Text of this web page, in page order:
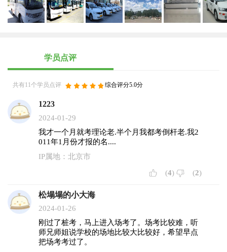
学员点评
共有11个学员点评 综合评分5.0分
1223
2024-01-29
我才一个月就考理论老.半个月我都考倒杆老.我2
011年1月份才报的名....
IP属地：北京市
(4) (2)
松塌塌的小大海
2024-01-26
刚过了桩考，马上进入场考了。场考比较难，听
师兄师姐说学校的场地比较大比较好，希望早点
把场考考过了。